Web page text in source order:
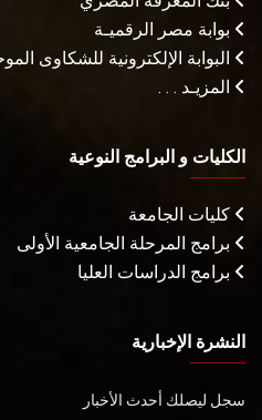
بوابة مصر الرقميـة
البوابة الإلكترونية للشكاوى
المزيـد . . .
الكليات و البرامج النوعية
كليات الجامعة
برامج المرحلة الجامعية الأولى
برامج الدراسات العليا
النشرة الإخبارية
سجل ليصلك أحدث الأخبار